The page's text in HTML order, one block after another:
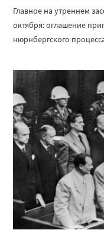
Главное на утреннем
октября: оглашение
нюрнбергского